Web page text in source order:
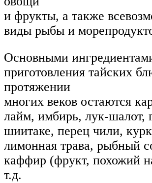
и фрукты, а также
виды рыбы и
Основными
приготовления тайских
протяжении
многих веков остаются
лайм, имбирь, лук-шалот,
шиитаке, перец чили,
лимонная трава, рыбный
каффир (фрукт, похожий
т.д.